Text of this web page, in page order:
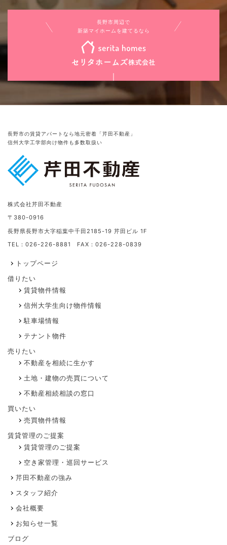
長野市周辺で
新築マイホームを建てるなら
長野市の賃貸アパートなら地元密着「芹田不動産」
信州大学工学部向け物件も多数取扱い
株式会社芹田不動産
〒380-0916
長野県長野市大字稲葉中千田2185-19 芹田ビル 1F
TEL：026-226-8881 FAX：026-228-0839
トップページ
借りたい
賃貸物件情報
信州大学生向け物件情報
駐車場情報
テナント物件
売りたい
不動産を相続に生かす
土地・建物の売買について
不動産相続相談の窓口
買いたい
売買物件情報
賃貸管理のご提案
賃貸管理のご提案
空き家管理・巡回サービス
芹田不動産の強み
スタッフ紹介
会社概要
お知らせ一覧
ブログ